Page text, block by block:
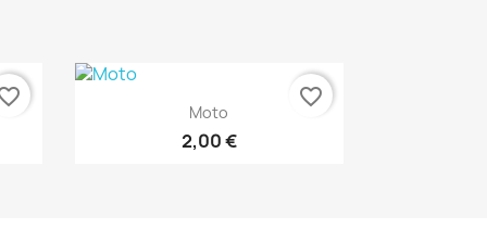
Aperçu rapide
Moto
2,00 €
favorite_border